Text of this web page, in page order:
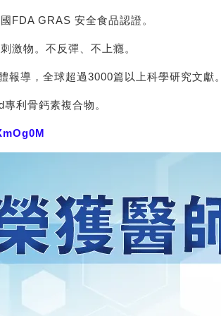
FDA GRAS 安全食品認證。
激物。不反彈、不上癮。
導，全球超過3000篇以上科學研究文獻。
利骨鈣素複合物。